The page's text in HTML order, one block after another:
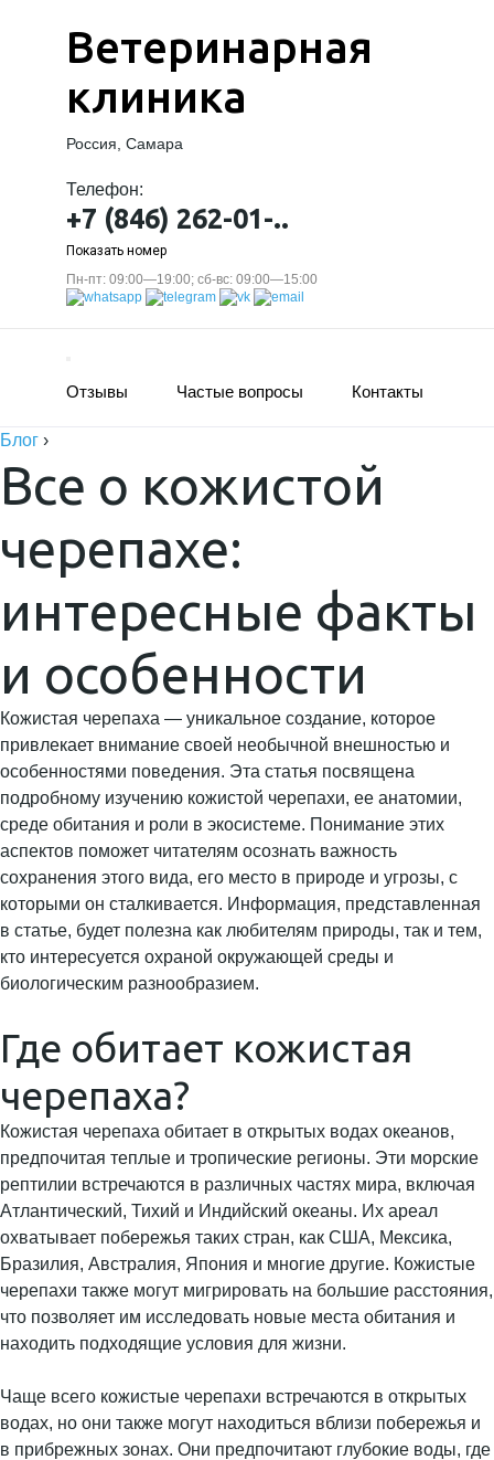
Ветеринарная
клиника
Россия, Самара
Телефон:
+7 (846) 262-01-..
Показать номер
Пн-пт: 09:00—19:00; сб-вс: 09:00—15:00
Отзывы Частые вопросы Контакты
Блог ›
Все о кожистой
черепахе:
интересные факты
и особенности
Кожистая черепаха — уникальное создание, которое
привлекает внимание своей необычной внешностью и
особенностями поведения. Эта статья посвящена
подробному изучению кожистой черепахи, ее анатомии,
среде обитания и роли в экосистеме. Понимание этих
аспектов поможет читателям осознать важность
сохранения этого вида, его место в природе и угрозы, с
которыми он сталкивается. Информация, представленная
в статье, будет полезна как любителям природы, так и тем,
кто интересуется охраной окружающей среды и
биологическим разнообразием.
Где обитает кожистая
черепаха?
Кожистая черепаха обитает в открытых водах океанов,
предпочитая теплые и тропические регионы. Эти морские
рептилии встречаются в различных частях мира, включая
Атлантический, Тихий и Индийский океаны. Их ареал
охватывает побережья таких стран, как США, Мексика,
Бразилия, Австралия, Япония и многие другие. Кожистые
черепахи также могут мигрировать на большие расстояния,
что позволяет им исследовать новые места обитания и
находить подходящие условия для жизни.
Чаще всего кожистые черепахи встречаются в открытых
водах, но они также могут находиться вблизи побережья и
в прибрежных зонах. Они предпочитают глубокие воды, где